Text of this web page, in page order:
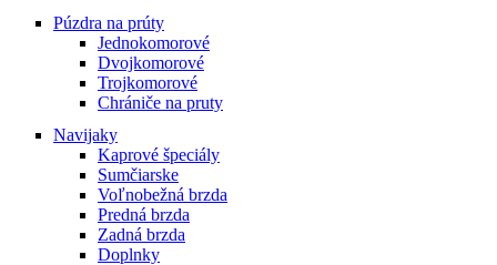
Púzdra na prúty
Jednokomorové
Dvojkomorové
Trojkomorové
Chrániče na pruty
Navijaky
Kaprové špeciály
Sumčiarske
Voľnobežná brzda
Predná brzda
Zadná brzda
Doplnky